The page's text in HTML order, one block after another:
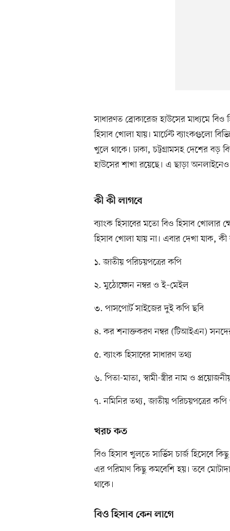
সাধারণত ব্রোকারেজ হাউসের মাধ্যমে বিও
হিসাব খোলা যায়। মার্চেন্ট ব্যাংকগুলো
খুলে থাকে। ঢাকা, চট্টগ্রামসহ দেশের বড়
হাউসের শাখা রয়েছে। এ ছাড়া অনলাইনেও
কী কী লাগবে
ব্যাংক হিসাবের মতো বিও হিসাব খোলার
হিসাব খোলা যায় না। এবার দেখা যাক,
১. জাতীয় পরিচয়পত্রের কপি
২. মুঠোফোন নম্বর ও ই–মেইল
৩. পাসপোর্ট সাইজের দুই কপি ছবি
৪. কর শনাক্তকরণ নম্বর (টিআইএন)
৫. ব্যাংক হিসাবের সাধারণ তথ্য
৬. পিতা-মাতা, স্বামী-স্ত্রীর নাম ও
৭. নমিনির তথ্য, জাতীয় পরিচয়পত্রের
খরচ কত
বিও হিসাব খুলতে সার্ভিস চার্জ হিসেবে
এর পরিমাণ কিছু কমবেশি হয়। তবে
থাকে।
বিও হিসাব কেন লাগে